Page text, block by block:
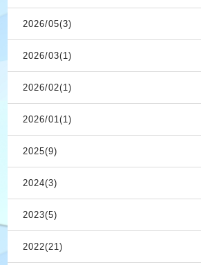
2026/05(3)
2026/03(1)
2026/02(1)
2026/01(1)
2025(9)
2024(3)
2023(5)
2022(21)